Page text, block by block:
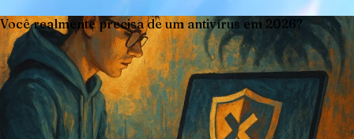
Você realmente precisa de um antivírus em 2026?